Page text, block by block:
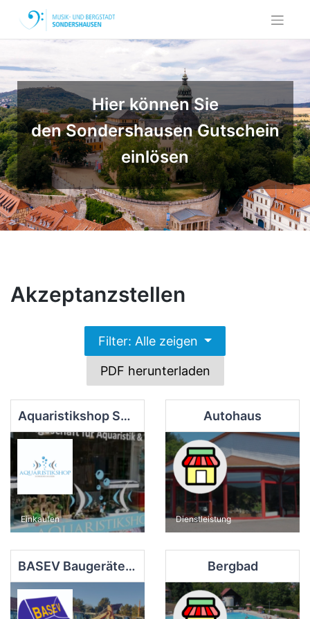
content
Hier können Sie
den Sondershausen Gutschein
einlösen
Akzeptanzstellen
Filter: Alle zeigen
PDF herunterladen
Aquaristikshop Sondershausen
Einkaufen
Autohaus
Dienstleistung
BASEV Baugeräte+Service GmbH Bergbad